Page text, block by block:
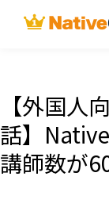
【外国人
話】
講師数が